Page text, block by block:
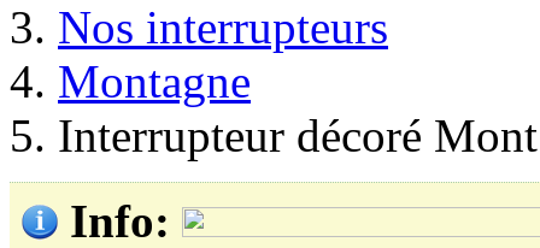
Nos interrupteurs
Montagne
Interrupteur décoré
Info: